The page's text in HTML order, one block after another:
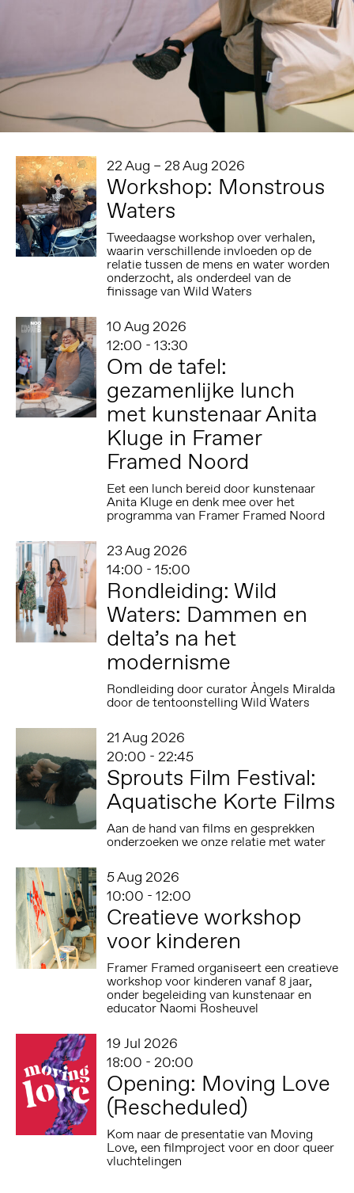
22 Aug – 28 Aug 2026
Workshop: Monstrous
Waters
Tweedaagse workshop over verhalen,
waarin verschillende invloeden op de
relatie tussen de mens en water worden
onderzocht, als onderdeel van de
finissage van Wild Waters
10 Aug 2026
12:00 - 13:30
Om de tafel:
gezamenlijke lunch
met kunstenaar Anita
Kluge in Framer
Framed Noord
Eet een lunch bereid door kunstenaar
Anita Kluge en denk mee over het
programma van Framer Framed Noord
23 Aug 2026
14:00 - 15:00
Rondleiding: Wild
Waters: Dammen en
delta’s na het
modernisme
Rondleiding door curator Àngels Miralda
door de tentoonstelling Wild Waters
21 Aug 2026
20:00 - 22:45
Sprouts Film Festival:
Aquatische Korte Films
Aan de hand van films en gesprekken
onderzoeken we onze relatie met water
5 Aug 2026
10:00 - 12:00
Creatieve workshop
voor kinderen
Framer Framed organiseert een creatieve
workshop voor kinderen vanaf 8 jaar,
onder begeleiding van kunstenaar en
educator Naomi Rosheuvel
19 Jul 2026
18:00 - 20:00
Opening: Moving Love
(Rescheduled)
Kom naar de presentatie van Moving
Love, een filmproject voor en door queer
vluchtelingen